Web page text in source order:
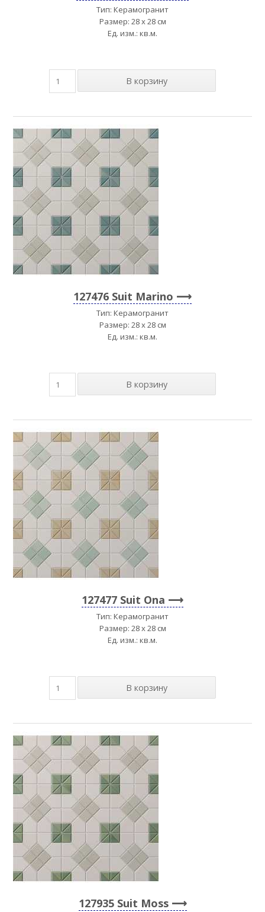
Тип: Керамогранит
Размер: 28 x 28 см
Ед. изм.: кв.м.
127476 Suit Marino
Тип: Керамогранит
Размер: 28 x 28 см
Ед. изм.: кв.м.
127477 Suit Ona
Тип: Керамогранит
Размер: 28 x 28 см
Ед. изм.: кв.м.
127935 Suit Moss